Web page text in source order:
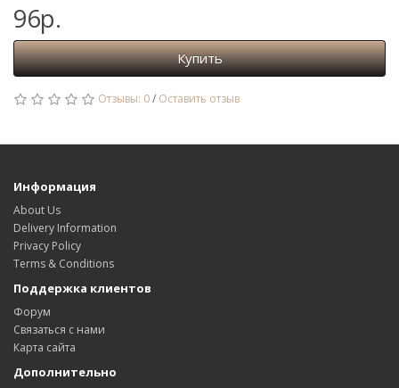
96р.
Купить
Отзывы: 0/ Оставить отзыв
Информация
About Us
Delivery Information
Privacy Policy
Terms & Conditions
Поддержка клиентов
Форум
Связаться с нами
Карта сайта
Дополнительно